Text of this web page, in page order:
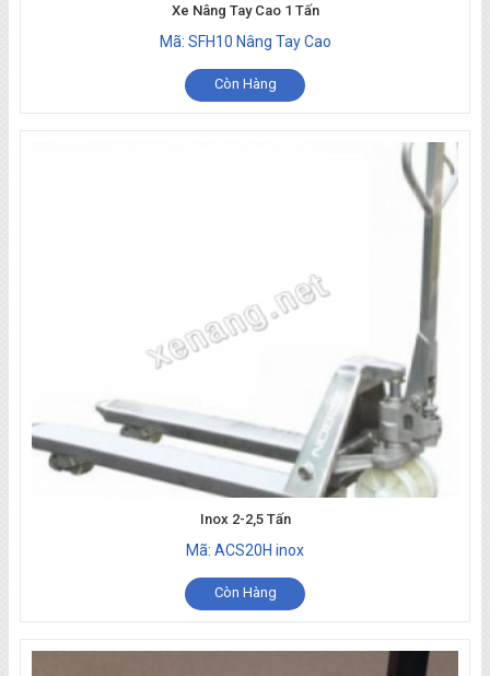
Xe Nâng Tay Cao 1 Tấn
Mã: SFH10 Nâng Tay Cao
Còn Hàng
Inox 2-2,5 Tấn
Mã: ACS20H inox
Còn Hàng